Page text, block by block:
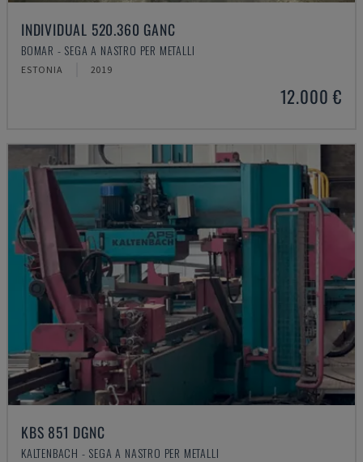
INDIVIDUAL 520.360 GANC
BOMAR - SEGA A NASTRO PER METALLI
ESTONIA 2019
12.000 €
KBS 851 DGNC
KALTENBACH - SEGA A NASTRO PER METALLI